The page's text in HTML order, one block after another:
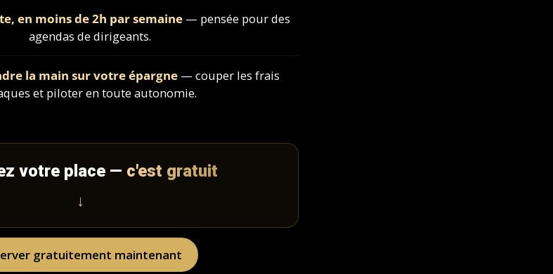
en moins de 2h par semaine— pensée pour des
agendas de dirigeants.
la main sur votre épargne — couper les frais
et piloter en toute autonomie.
votre place — c'est gratuit
↓
gratuitement maintenant